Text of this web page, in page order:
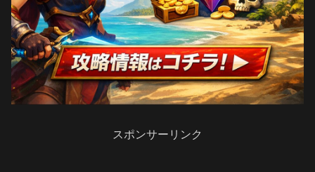
スポンサーリンク